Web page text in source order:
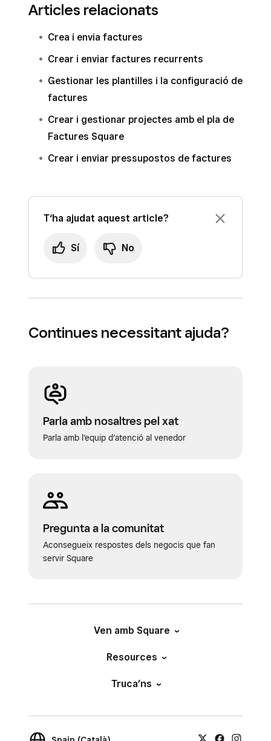
Articles relacionats
Crea i envia factures
Crear i enviar factures recurrents
Gestionar les plantilles i la configuració de
factures
Crear i gestionar projectes amb el pla de
Factures Square
Crear i enviar pressupostos de factures
T‘ha ajudat aquest article?
Sí No
Continues necessitant ajuda?
Parla amb nosaltres pel xat
Parla amb l’equip d’atenció al venedor
Pregunta a la comunitat
Aconsegueix respostes dels negocis que fan
servir Square
Ven amb Square
Resources
Truca’ns